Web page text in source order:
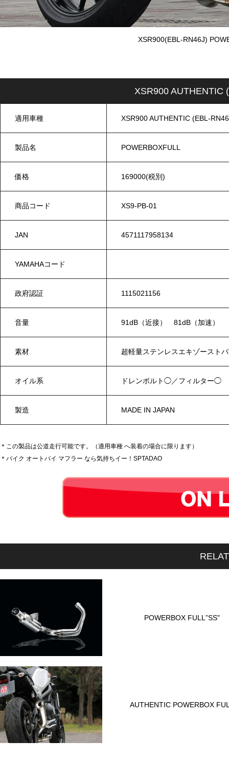
XSR900(EBL-RN46J)
XSR900 AUTHENTIC
適用車種 XSR900 AUTHENTIC (EBL-
製品名 POWERBOXFULL
価格 169000(税別)
商品コード XS9-PB-01
JAN 4571117958134
YAMAHAコード
政府認証 1115021156
音量 91dB（近接） 81dB（加速）
素材 超軽量ステンレスエキゾースト
オイル系 ドレンボルト◯／フィルター◯
製造 MADE IN JAPAN
＊この製品は公道走行可能です。（適用車種 へ装着の場合に限ります）
＊バイク オートバイ マフラー なら気持ちイー！SPTADAO
POWERBOX FULL”SS"
AUTHENTIC POWERBOX